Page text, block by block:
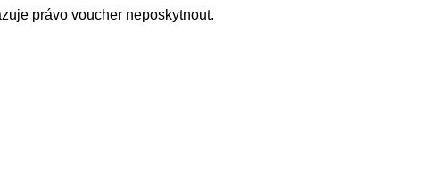
právo voucher neposkytnout.